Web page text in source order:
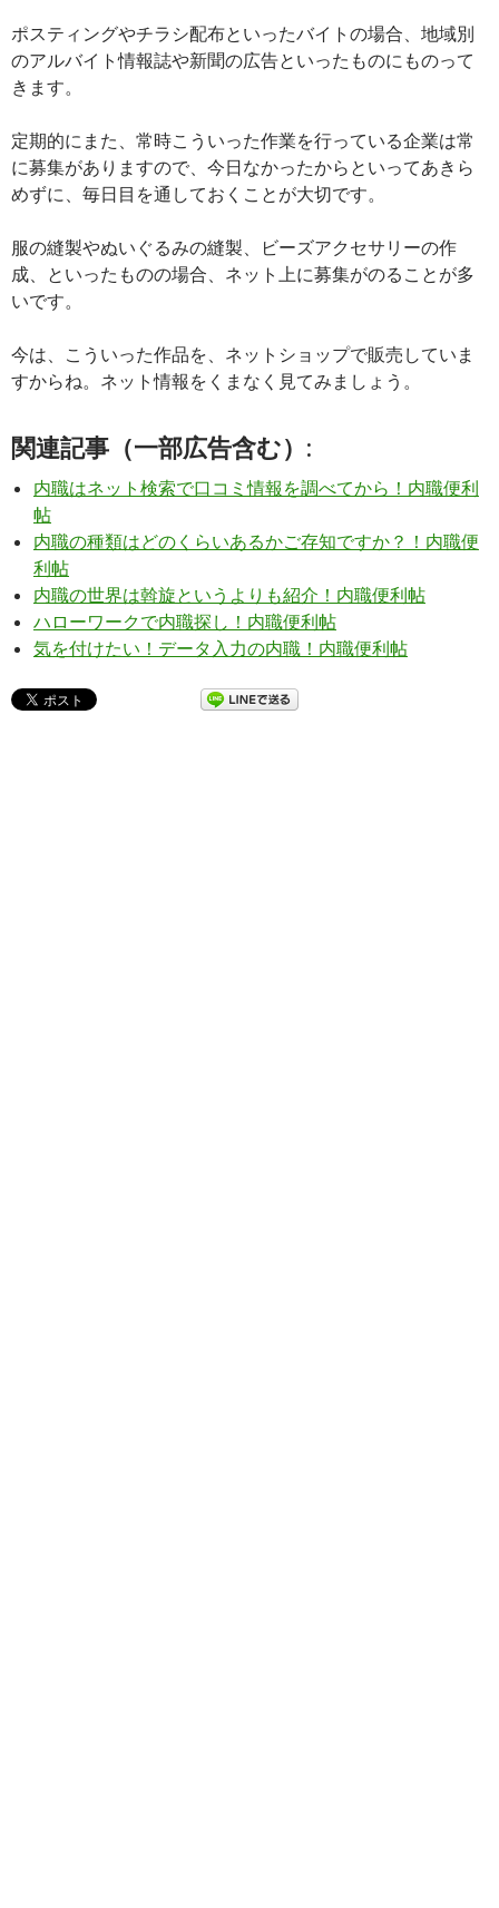
ポスティングやチラシ配布といったバイトの場合、地域別
のアルバイト情報誌や新聞の広告といったものにものって
きます。
定期的にまた、常時こういった作業を行っている企業は常
に募集がありますので、今日なかったからといってあきら
めずに、毎日目を通しておくことが大切です。
服の縫製やぬいぐるみの縫製、ビーズアクセサリーの作
成、といったものの場合、ネット上に募集がのることが多
いです。
今は、こういった作品を、ネットショップで販売していま
すからね。ネット情報をくまなく見てみましょう。
関連記事（一部広告含む）:
内職はネット検索で口コミ情報を調べてから！内職便利
帖
内職の種類はどのくらいあるかご存知ですか？！内職便
利帖
内職の世界は斡旋というよりも紹介！内職便利帖
ハローワークで内職探し！内職便利帖
気を付けたい！データ入力の内職！内職便利帖